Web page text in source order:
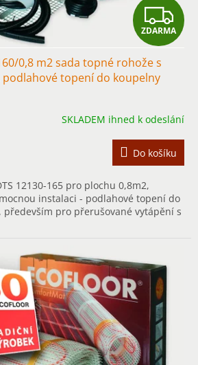
Z
D
M
A
ZDARMA
0,8 m2 sada topné rohože s
topení do koupelny
SKLADEM ihned k odeslání
Do košíku
12130-165 pro plochu 0,8m2,
instalaci - podlahové topení do
především pro přerušované vytápění s